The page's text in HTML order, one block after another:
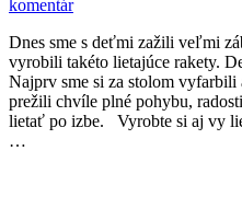
komentár
Dnes sme s deťmi zažili veľmi
vyrobili takéto lietajúce rakety.
Najprv sme si za stolom vyfarbili
prežili chvíle plné pohybu,
lietať po izbe. Vyrobte si aj vy
…